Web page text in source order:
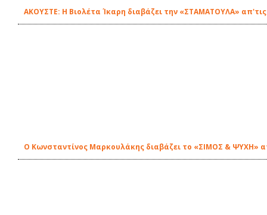
ΑΚΟΥΣΤΕ: Η Βιολέτα Ίκαρη διαβάζει την «ΣΤΑΜΑΤΟΥΛΑ»
Ο Κωνσταντίνος Μαρκουλάκης διαβάζει το «ΣΙΜΟΣ & ΨΥΧΗ»